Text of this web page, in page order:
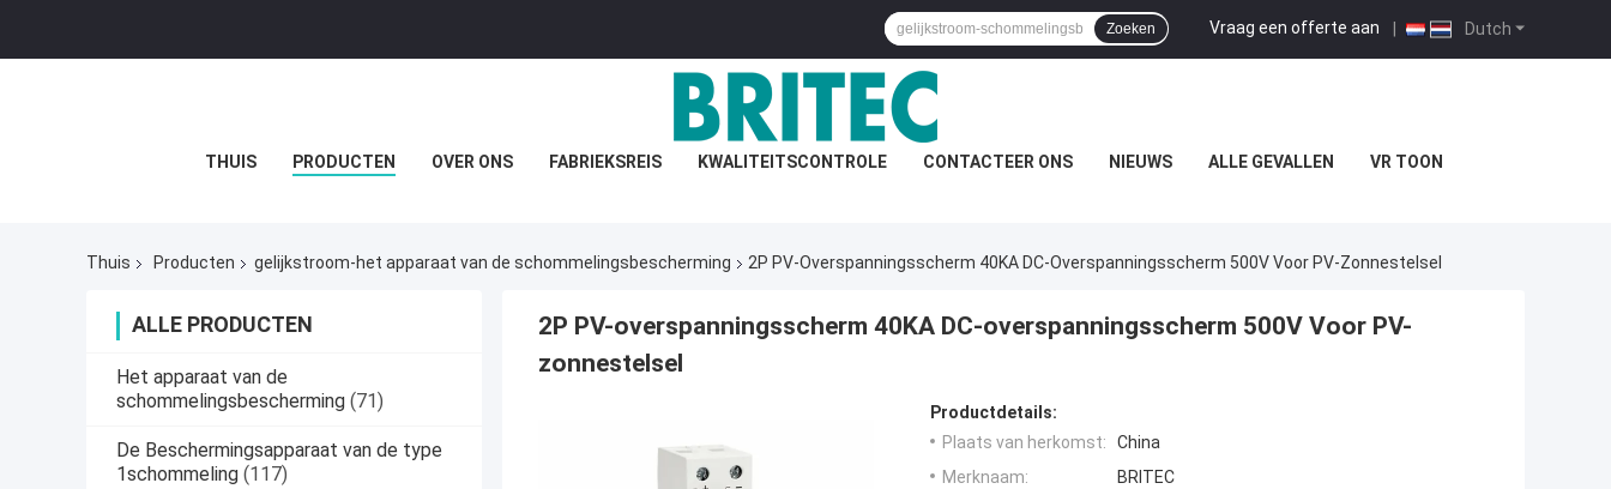
Dutch
Vraag een offerte aan |
Zoeken
THUIS PRODUCTEN OVER ONS FABRIEKSREIS KWALITEITSCONTROLE CONTACTEER ONS NIEUWS ALLE GEVALLEN VR TOON
Thuis Producten gelijkstroom-het apparaat van de schommelingsbescherming 2P PV-Overspanningsscherm 40KA DC-Overspanningsscherm 500V Voor PV-Zonnestelsel
ALLE PRODUCTEN
Het apparaat van de
schommelingsbescherming (71)
De Beschermingsapparaat van de type
1schommeling (117)
2P PV-overspanningsscherm 40KA DC-overspanningsscherm 500V Voor PV-
zonnestelsel
Productdetails:
Plaats van herkomst:
China
Merknaam:
BRITEC